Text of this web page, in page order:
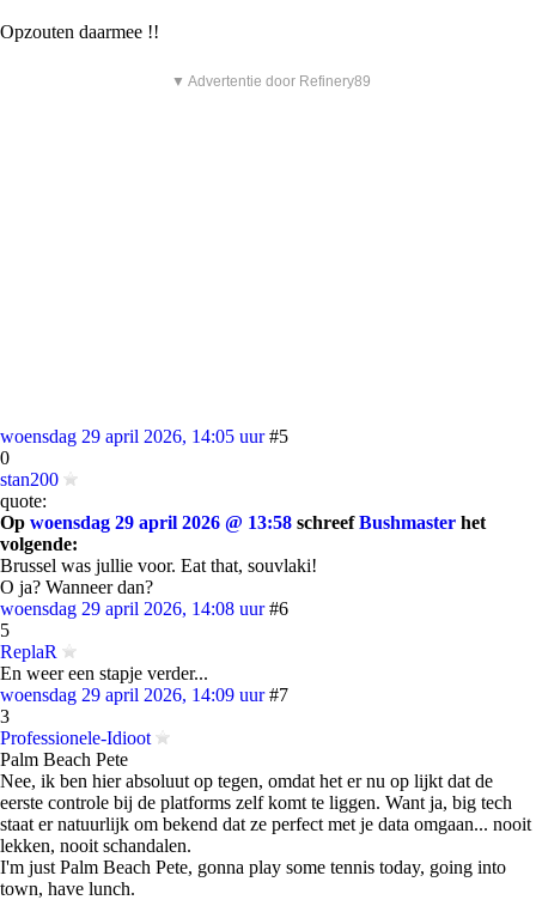
Opzouten daarmee !!
▼ Advertentie door Refinery89
woensdag 29 april 2026, 14:05 uur #5
0
stan200
quote:
Op woensdag 29 april 2026 @ 13:58 schreefBushmaster het
volgende:
Brussel was jullie voor. Eat that, souvlaki!
O ja? Wanneer dan?
woensdag 29 april 2026, 14:08 uur #6
5
ReplaR
En weer een stapje verder...
woensdag 29 april 2026, 14:09 uur #7
3
Professionele-Idioot
Palm Beach Pete
Nee, ik ben hier absoluut op tegen, omdat het er nu op lijkt dat de
eerste controle bij de platforms zelf komt te liggen. Want ja, big tech
staat er natuurlijk om bekend dat ze perfect met je data omgaan... nooit
lekken, nooit schandalen.
I'm just Palm Beach Pete, gonna play some tennis today, going into
town, have lunch.